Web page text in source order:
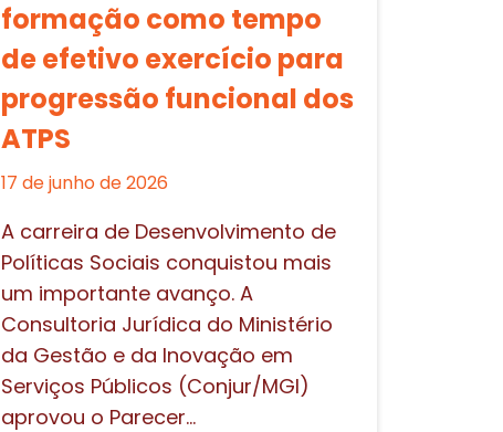
formação como tempo
de efetivo exercício para
progressão funcional dos
ATPS
17 de junho de 2026
A carreira de Desenvolvimento de
Políticas Sociais conquistou mais
um importante avanço. A
Consultoria Jurídica do Ministério
da Gestão e da Inovação em
Serviços Públicos (Conjur/MGI)
aprovou o Parecer...